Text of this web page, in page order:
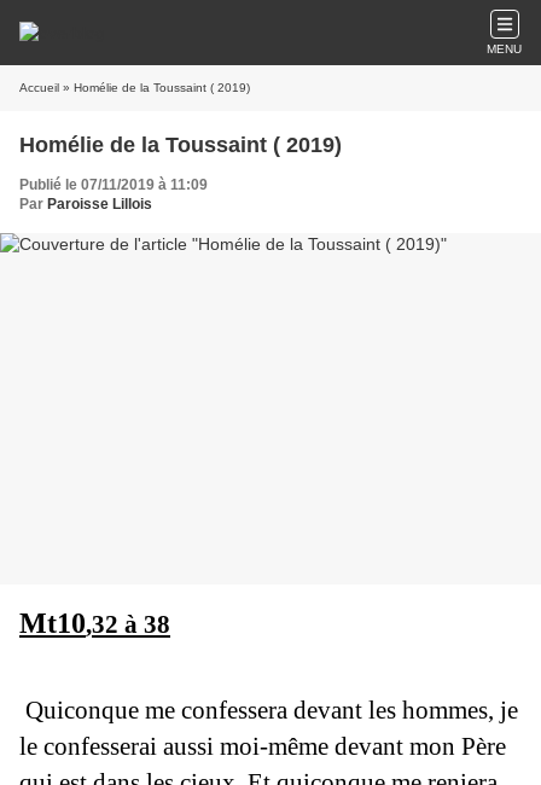
MENU
Accueil » Homélie de la Toussaint ( 2019)
Homélie de la Toussaint ( 2019)
Publié le 07/11/2019 à 11:09
Par Paroisse Lillois
Mt10,32 à 38
Quiconque me confessera devant les hommes, je
le confesserai aussi moi-même devant mon Père